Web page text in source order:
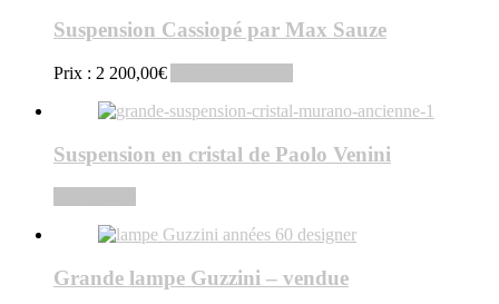
ancien
Suspension Cassiopé par Max Sauze
Prix : 2 200,00€
Suspension en cristal de Paolo Venini
Grande lampe Guzzini – vendue